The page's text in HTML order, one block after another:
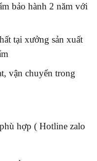
bảo hành 2 năm với
tại xưởng sản xuất
vận chuyển trong
hợp ( Hotline zalo